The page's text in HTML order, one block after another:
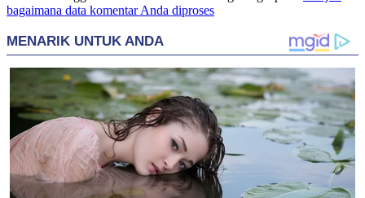
bagaimana data komentar Anda diproses